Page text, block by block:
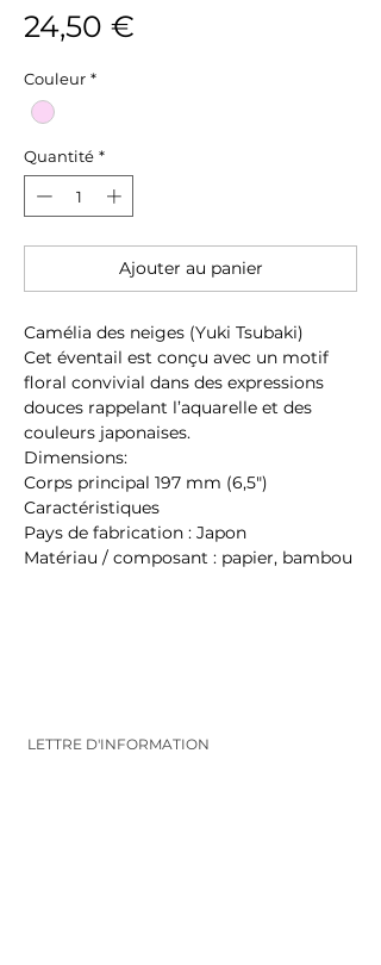
24,50 €
Couleur *
Quantité *
Ajouter au panier
Camélia des neiges (Yuki Tsubaki)
Cet éventail est conçu avec un motif
floral convivial dans des expressions
douces rappelant l’aquarelle et des
couleurs japonaises.
Dimensions:
Corps principal 197 mm (6,5")
Caractéristiques
Pays de fabrication : Japon
Matériau / composant : papier, bambou
LETTRE D'INFORMATION